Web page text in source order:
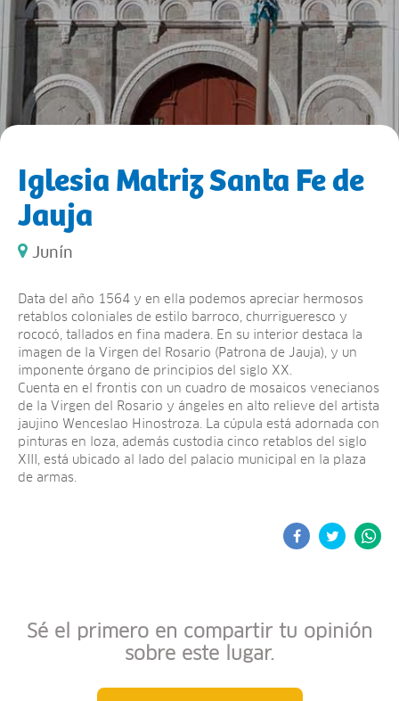
Iglesia Matriz Santa Fe de
Jauja
Junín
Data del año 1564 y en ella podemos apreciar hermosos
retablos coloniales de estilo barroco, churrigueresco y
rococó, tallados en fina madera. En su interior destaca la
imagen de la Virgen del Rosario (Patrona de Jauja), y un
imponente órgano de principios del siglo XX.
Cuenta en el frontis con un cuadro de mosaicos venecianos
de la Virgen del Rosario y ángeles en alto relieve del artista
jaujino Wenceslao Hinostroza. La cúpula está adornada con
pinturas en loza, además custodia cinco retablos del siglo
XIII, está ubicado al lado del palacio municipal en la plaza
de armas.
Sé el primero en compartir tu opinión
sobre este lugar.